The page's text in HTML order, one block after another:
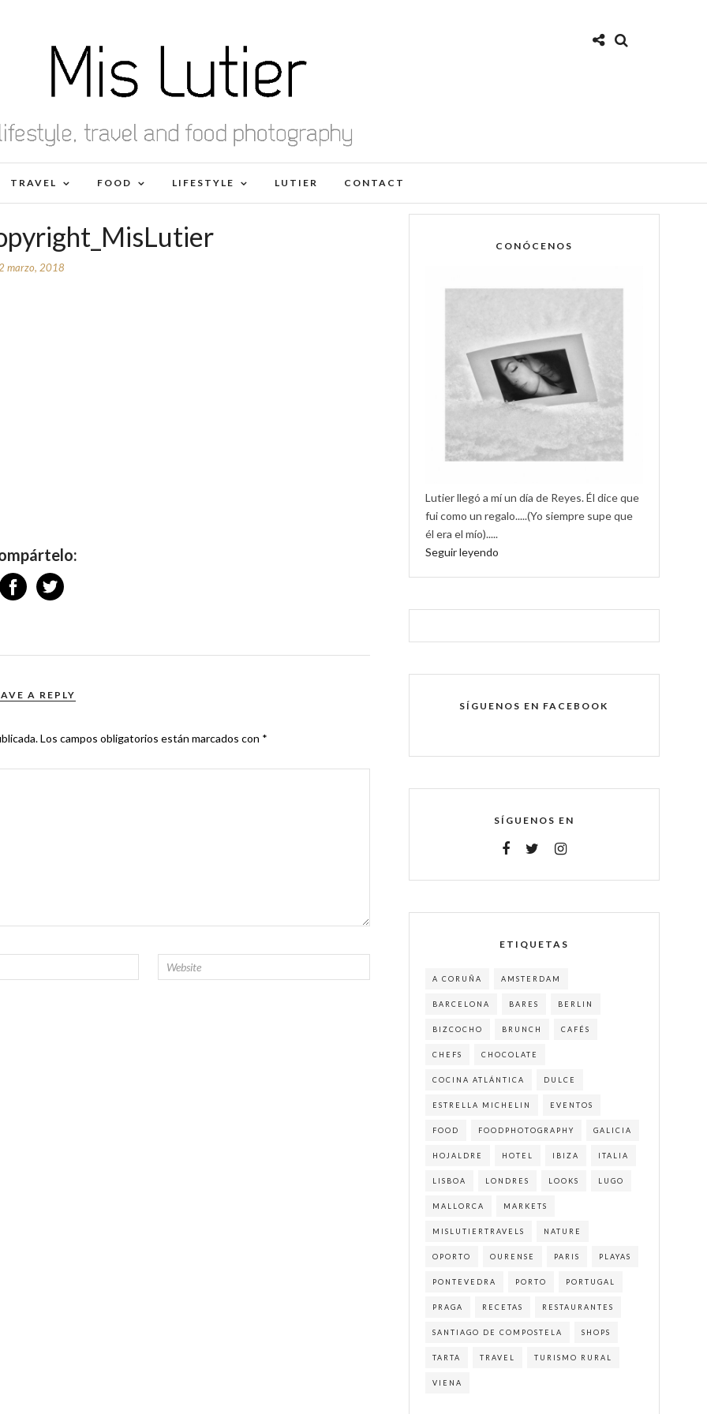
TRAVEL FOOD LIFESTYLE LUTIER CONTACT
marzo, 2018
A REPLY
Los campos obligatorios están marcados con *
CONÓCENOS
Lutier llegó a mí un día de Reyes. Él dice que
fui como un regalo.....(Yo siempre supe que
él era el mío).....
Seguir leyendo
SÍGUENOS EN FACEBOOK
SÍGUENOS EN
ETIQUETAS
A CORUÑA AMSTERDAM
BARCELONA BARES BERLIN
BIZCOCHO BRUNCH CAFÉS
CHEFS CHOCOLATE
COCINA ATLÁNTICA DULCE
ESTRELLA MICHELIN EVENTOS
FOOD FOODPHOTOGRAPHY GALICIA
HOJALDRE HOTEL IBIZA ITALIA
LISBOA LONDRES LOOKS LUGO
MALLORCA MARKETS
MISLUTIERTRAVELS NATURE
OPORTO OURENSE PARIS PLAYAS
PONTEVEDRA PORTO PORTUGAL
PRAGA RECETAS RESTAURANTES
SANTIAGO DE COMPOSTELA SHOPS
TARTA TRAVEL TURISMO RURAL
VIENA